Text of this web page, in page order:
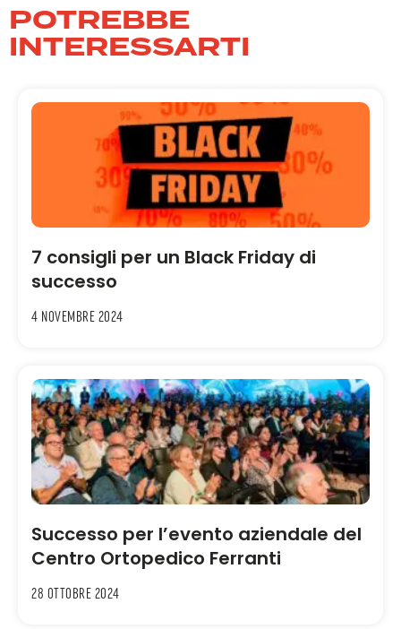
POTREBBE
INTERESSARTI
7 consigli per un Black Friday di
successo
4 Novembre 2024
Successo per l’evento aziendale del
Centro Ortopedico Ferranti
28 Ottobre 2024